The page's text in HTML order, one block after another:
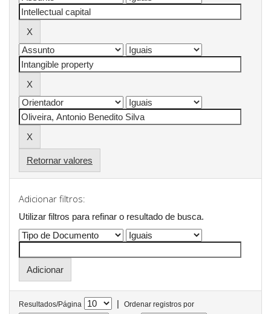
Retornar valores
Adicionar filtros:
Utilizar filtros para refinar o resultado de busca.
Resultados/Página |
Ordenar registros por